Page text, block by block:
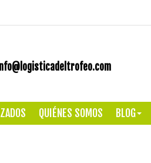
QUIÉNES SOMOS BLOG